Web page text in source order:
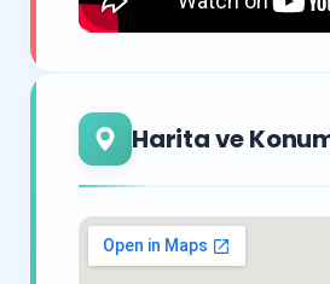
Harita ve